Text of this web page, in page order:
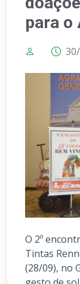
para o
O 2º
Tintas
(28/09), no